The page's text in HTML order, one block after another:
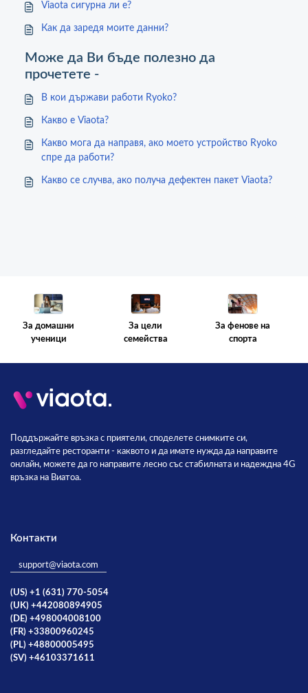
Viaota сигурна ли е?
Как да заредя моите данни?
Може да Ви бъде полезно да
прочетете -
В кои държави работи Ryoko?
Какво е Viaota?
Какво мога да направя, ако моето устройство Ryoko
спре да работи?
Какво се случва, ако получа дефектен пакет Viaota?
За домашни
ученици
За цели
семейства
За фенове на
спорта
Поддържайте връзка с приятели, споделете снимките си,
разгледайте ресторанти - каквото и да имате нужда да направите
онлайн, можете да го направите лесно със стабилната и надеждна 4G
връзка на Виатоа.
Контакти
support@viaota.com
(US) +1 (631) 770-5054
(UK) +442080894905
(DE) +498004008100
(FR) +33800960245
(PL) +48800005495
(SV) +46103371611